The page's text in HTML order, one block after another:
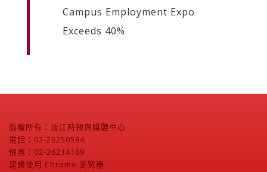
Campus Employment Expo
Exceeds 40%
版權所有：淡江時報與媒體中心
電話：02-26250584
傳真：02-26214169
建議使用 Chrome 瀏覽器